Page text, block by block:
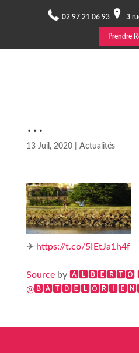
02 97 21 06 93 3
Prendre
…
13 Juil, 2020| Actualités
✈ https://t.co/5IEtJa1h4f
Sourceby 🅰🅻🅱🅴🆁🆃🅾